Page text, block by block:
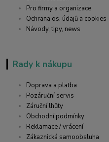
Pro firmy a organizace
Ochrana os. údajů a cookies
Návody, tipy, news
Rady k nákupu
Doprava a platba
Pozáruční servis
Záruční lhůty
Obchodní podmínky
Reklamace / vrácení
Zákaznická samoobsluha